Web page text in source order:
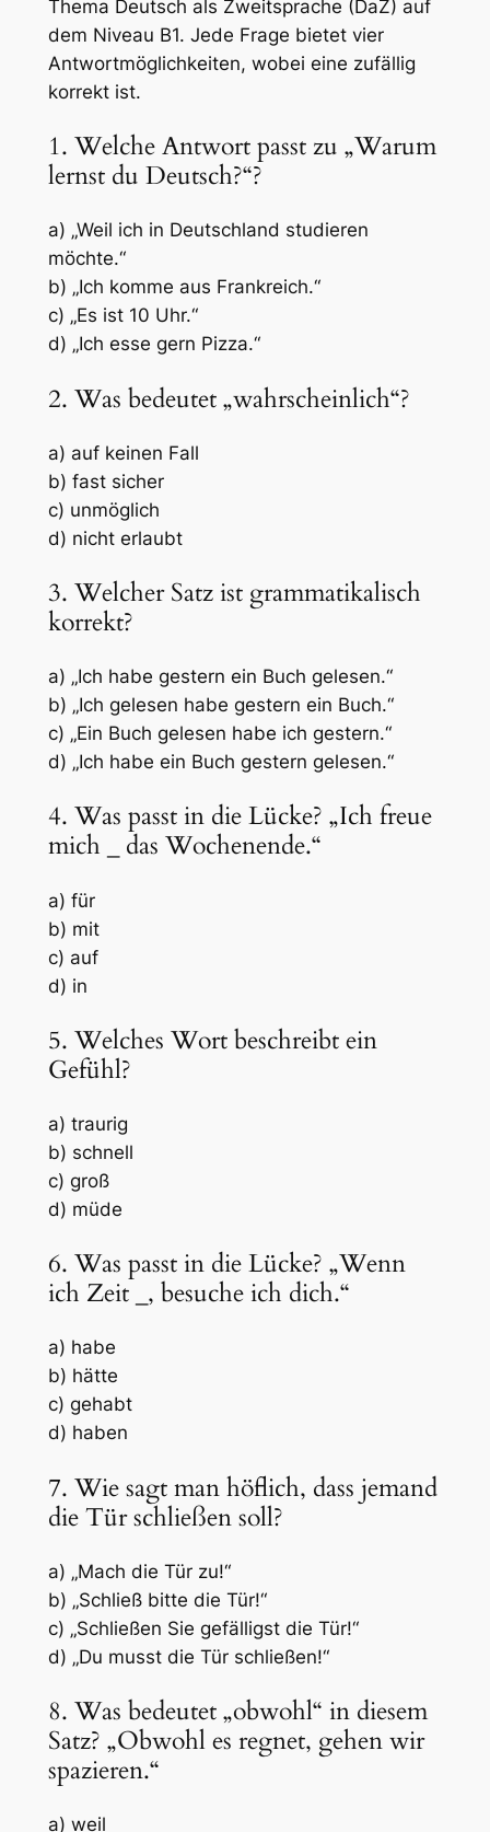
Thema Deutsch als Zweitsprache (DaZ) auf
dem Niveau B1. Jede Frage bietet vier
Antwortmöglichkeiten, wobei eine zufällig
korrekt ist.
1. Welche Antwort passt zu „Warum
lernst du Deutsch?“?
a) „Weil ich in Deutschland studieren
möchte.“
b) „Ich komme aus Frankreich.“
c) „Es ist 10 Uhr.“
d) „Ich esse gern Pizza.“
2. Was bedeutet „wahrscheinlich“?
a) auf keinen Fall
b) fast sicher
c) unmöglich
d) nicht erlaubt
3. Welcher Satz ist grammatikalisch
korrekt?
a) „Ich habe gestern ein Buch gelesen.“
b) „Ich gelesen habe gestern ein Buch.“
c) „Ein Buch gelesen habe ich gestern.“
d) „Ich habe ein Buch gestern gelesen.“
4. Was passt in die Lücke? „Ich freue
mich
das Wochenende.“
a) für
b) mit
c) auf
d) in
5. Welches Wort beschreibt ein
Gefühl?
a) traurig
b) schnell
c) groß
d) müde
6. Was passt in die Lücke? „Wenn
ich Zeit , besuche ich dich.“
a) habe
b) hätte
c) gehabt
d) haben
7. Wie sagt man höflich, dass jemand
die Tür schließen soll?
a) „Mach die Tür zu!“
b) „Schließ bitte die Tür!“
c) „Schließen Sie gefälligst die Tür!“
d) „Du musst die Tür schließen!“
8. Was bedeutet „obwohl“ in diesem
Satz? „Obwohl es regnet, gehen wir
spazieren.“
a) weil